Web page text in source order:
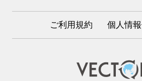
ご利用規約 個人情